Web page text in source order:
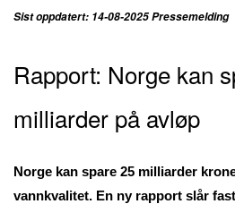
Sist oppdatert: 14-08-2025 Pressemelding
Rapport: Norge kan
milliarder på avløp
Norge kan spare 25 milliarder
vannkvalitet. En ny rapport slår